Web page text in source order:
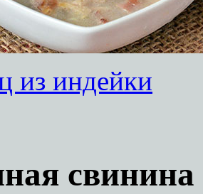
из индейки